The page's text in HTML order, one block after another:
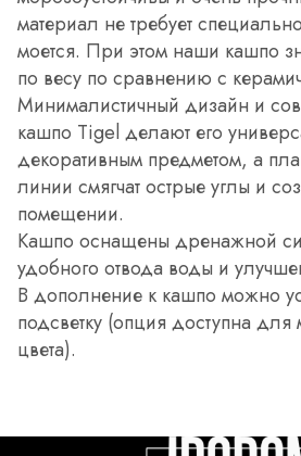
материал не требует
моется. При этом наши кашпо
по весу по сравнению с
Минималистичный дизайн и
кашпо Tigel делают его
декоративным предметом, а
линии смягчат острые углы и
помещении.
Кашпо оснащены дренажной
удобного отвода воды и
В дополнение к кашпо можно
подсветку (опция доступна
цвета).